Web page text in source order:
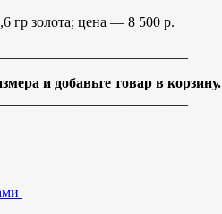
гр золота; цена — 8 500 р.
и добавьте товар в корзину.